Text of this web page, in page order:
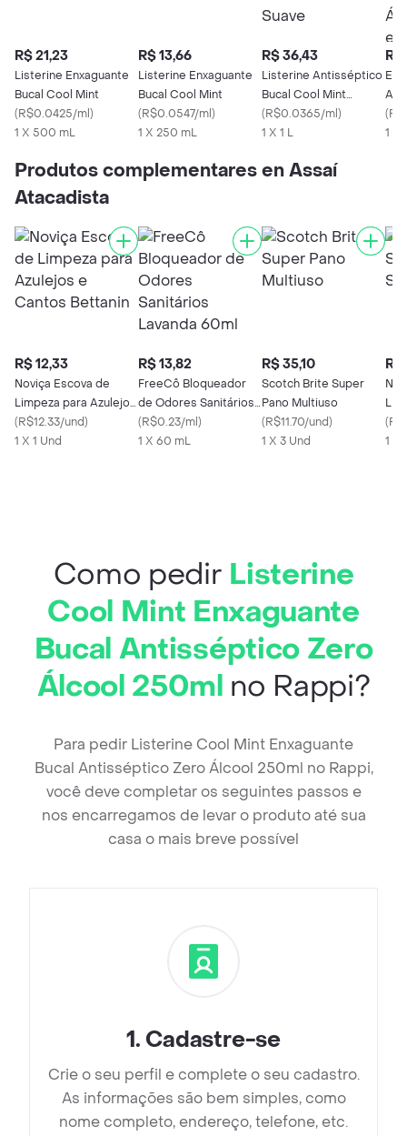
R$ 21,23
Listerine Enxaguante
Bucal Cool Mint
(R$0.0425/ml)
1 X 500 mL
R$ 13,66
Listerine Enxaguante
Bucal Cool Mint
(R$0.0547/ml)
1 X 250 mL
R$ 36,43
Listerine Antisséptico
Bucal Cool Mint
Refrescância Suave
(R$0.0365/ml)
1 X 1 L
R$
e
(
1 L
Produtos complementares en Assaí
Atacadista
R$ 12,33
Noviça Escova de
Limpeza para Azulejos
e Cantos Bettanin
(R$12.33/und)
1 X 1 Und
R$ 13,82
FreeCô Bloqueador
de Odores Sanitários
Lavanda 60ml
(R$0.23/ml)
1 X 60 mL
R$ 35,10
Scotch Brite Super
Pano Multiuso
(R$11.70/und)
1 X 3 Und
R$
(
1 X
Como pedir Listerine
Cool Mint Enxaguante
Bucal Antisséptico Zero
Álcool 250ml no Rappi?
Para pedir Listerine Cool Mint Enxaguante
Bucal Antisséptico Zero Álcool 250ml no Rappi,
você deve completar os seguintes passos e
nos encarregamos de levar o produto até sua
casa o mais breve possível
1. Cadastre-se
Crie o seu perfil e complete o seu cadastro.
As informações são bem simples, como
nome completo, endereço, telefone, etc.